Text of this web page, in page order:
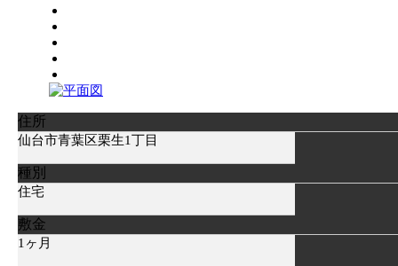
住所
仙台市青葉区栗生1丁目
種別
住宅
敷金
1ヶ月